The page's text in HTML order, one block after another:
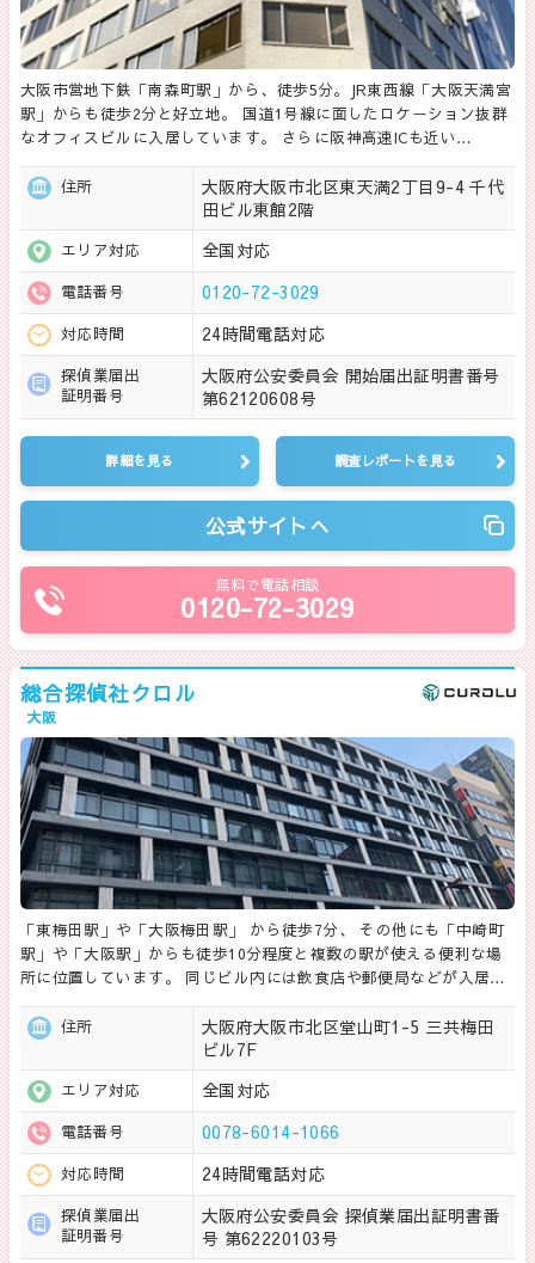
大阪市営地下鉄「南森町駅」から、徒歩5分。JR東西線「大阪天満宮
駅」からも徒歩2分と好立地。 国道1号線に面したロケーション抜群
なオフィスビルに入居しています。 さらに阪神高速ICも近い…
住所
大阪府大阪市北区東天満2丁目9-4 千代
田ビル東館2階
エリア対応 全国対応
電話番号 0120-72-3029
対応時間 24時間電話対応
探偵業届出
証明番号
大阪府公安委員会 開始届出証明書番号
第62120608号
詳細を見る 調査レポートを見る
公式サイトへ
無料で電話相談
0120-72-3029
総合探偵社クロル
大阪
「東梅田駅」や「大阪梅田駅」 から徒歩7分、 その他にも「中崎町
駅」や「大阪駅」からも徒歩10分程度と複数の駅が使える便利な場
所に位置しています。 同じビル内には飲食店や郵便局などが入居…
住所
大阪府大阪市北区堂山町1-5 三共梅田
ビル7F
エリア対応 全国対応
電話番号 0078-6014-1066
対応時間 24時間電話対応
探偵業届出
証明番号
大阪府公安委員会 探偵業届出証明書番
号 第62220103号